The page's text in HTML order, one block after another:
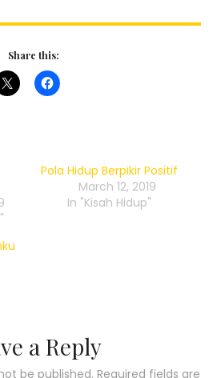
Share this:
Pola Hidup Berpikir Positif
March 12, 2019
In "Kisah Hidup"
a Reply
be published. Required fields are